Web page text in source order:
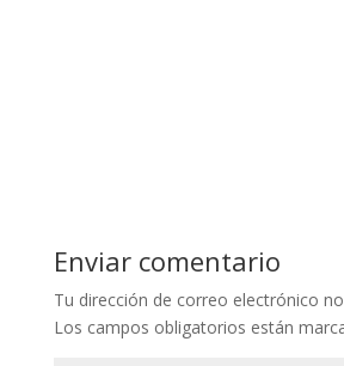
Enviar comentario
Tu dirección de correo electrónico
Los campos obligatorios están